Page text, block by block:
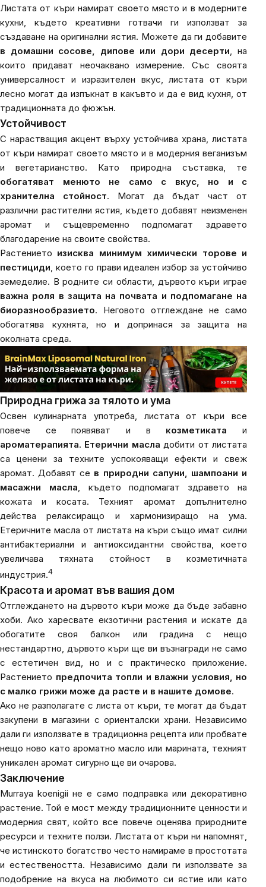
Листата от къри намират своето място и в модерните
кухни, където креативни готвачи ги използват за
създаване на оригинални ястия. Можете да ги добавите
в домашни сосове, дипове или дори десерти, на
които придават неочаквано измерение. Със своята
универсалност и изразителен вкус, листата от къри
лесно могат да изпъкнат в какъвто и да е вид кухня, от
традиционната до фюжън.
Устойчивост
С нарастващия акцент върху устойчива храна, листата
от къри намират своето място и в модерния веганизъм
и вегетарианство. Като природна съставка, те
обогатяват менюто не само с вкус, но и с
хранителна стойност. Могат да бъдат част от
различни растителни ястия, където добавят неизменен
аромат и същевременно подпомагат здравето
благодарение на своите свойства.
Растението изисква минимум химически торове и
пестициди, което го прави идеален избор за устойчиво
земеделие. В родните си области, дървото къри играе
важна роля в защита на почвата и подпомагане на
биоразнообразието. Неговото отглеждане не само
обогатява кухнята, но и допринася за защита на
околната среда.
Природна грижа за тялото и ума
Освен кулинарната употреба, листата от къри все
повече се появяват и в козметиката и
ароматерапията. Етерични масла добити от листата
са ценени за техните успокояващи ефекти и свеж
аромат. Добавят се в природни сапуни, шампоани и
масажни масла, където подпомагат здравето на
кожата и косата. Техният аромат допълнително
действа релаксиращо и хармонизиращо на ума.
Етеричните масла от листата на къри също имат силни
антибактериални и антиоксидантни свойства, което
увеличава тяхната стойност в козметичната
индустрия.4
Красота и аромат във вашия дом
Отглеждането на дървото къри може да бъде забавно
хоби. Ако харесвате екзотични растения и искате да
обогатите своя балкон или градина с нещо
нестандартно, дървото къри ще ви възнагради не само
с естетичен вид, но и с практическо приложение.
Растението предпочита топли и влажни условия, но
с малко грижи може да расте и в нашите домове.
Ако не разполагате с листа от къри, те могат да бъдат
закупени в магазини с ориенталски храни. Независимо
дали ги използвате в традиционна рецепта или пробвате
нещо ново като ароматно масло или марината, техният
уникален аромат сигурно ще ви очарова.
Заключение
Murraya koenigii не е само подправка или декоративно
растение. Той е мост между традиционните ценности и
модерния свят, който все повече оценява природните
ресурси и техните ползи. Листата от къри ни напомнят,
че истинското богатство често намираме в простотата
и естествеността. Независимо дали ги използвате за
подобрение на вкуса на любимото си ястие или като